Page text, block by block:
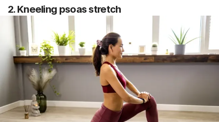
2. Kneeling psoas stretch